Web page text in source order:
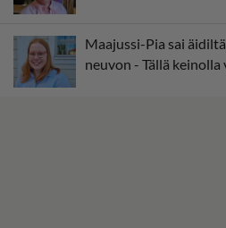
Maajussi-Pia sai
neuvon - Tällä